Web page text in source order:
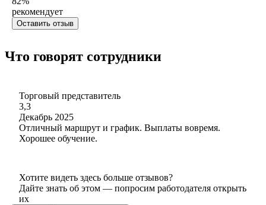
рекомендует
Оставить отзыв
Что говорят сотрудники
Торговый представитель
3,3
Декабрь 2025
Отличный маршрут и график. Выплаты вовремя.
Хорошее обучение.
Хотите видеть здесь больше отзывов?
Дайте знать об этом — попросим работодателя открыть
их